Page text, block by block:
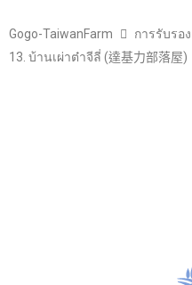
Gogo-TaiwanFarm
การรับรอง
13. บ้านเผ่าต๋าจีลี่ (達基力部落屋)